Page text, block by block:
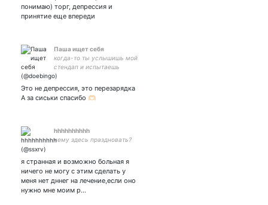
понимаю) торг, депрессия и
принятие еще впереди
Паша ищет себя
когда-то ты услышишь мой
стендап и испытаешь
испанский стыд. мастер-
глава школы Бешеной
Псины
Это не депрессия, это перезарядка
А за сиськи спасибо 🫶🏻
hhhhhhhhhh
чему здесь праздновать?
я странная и возможно больная я
ничего не могу с этим сделать у
меня нет дннег на лечение,если оно
нужно мне моим р…